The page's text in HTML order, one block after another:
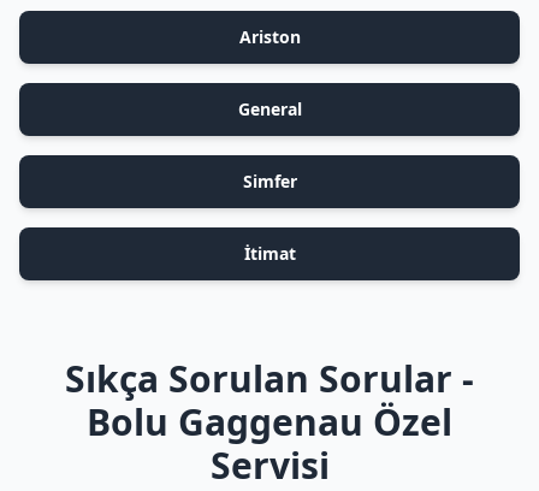
Ariston
General
Simfer
İtimat
Sıkça Sorulan Sorular -
Bolu Gaggenau Özel
Servisi